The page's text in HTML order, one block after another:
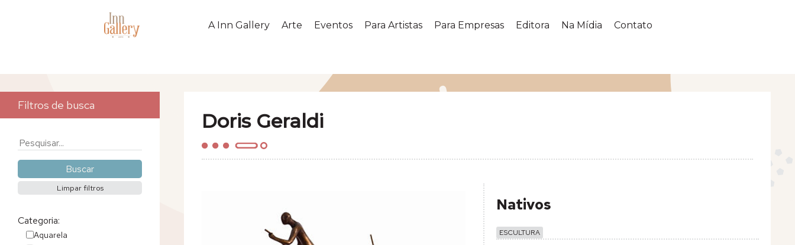
A Inn Gallery Arte Eventos Para Artistas Para Empresas Editora Na Mídia Contato
Filtros de busca
Categoria:
Aquarela
Doris Geraldi
Nativos
ESCULTURA